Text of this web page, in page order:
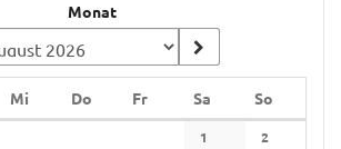
Monat
Mi Mittwoch
Do Donnerstag
FrFreitagSa Samstag
So
1 2